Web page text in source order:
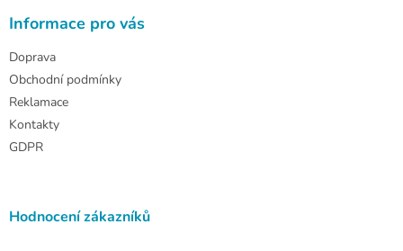
Informace pro vás
Doprava
Obchodní podmínky
Reklamace
Kontakty
GDPR
Hodnocení zákazníků